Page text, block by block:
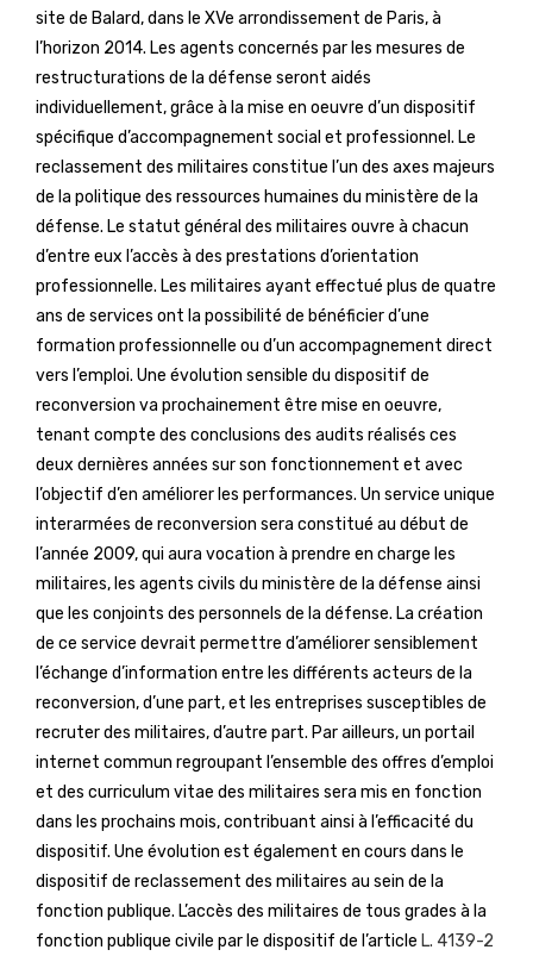
site de Balard, dans le XVe arrondissement de Paris, à
l’horizon 2014. Les agents concernés par les mesures de
restructurations de la défense seront aidés
individuellement, grâce à la mise en oeuvre d’un dispositif
spécifique d’accompagnement social et professionnel. Le
reclassement des militaires constitue l’un des axes majeurs
de la politique des ressources humaines du ministère de la
défense. Le statut général des militaires ouvre à chacun
d’entre eux l’accès à des prestations d’orientation
professionnelle. Les militaires ayant effectué plus de quatre
ans de services ont la possibilité de bénéficier d’une
formation professionnelle ou d’un accompagnement direct
vers l’emploi. Une évolution sensible du dispositif de
reconversion va prochainement être mise en oeuvre,
tenant compte des conclusions des audits réalisés ces
deux dernières années sur son fonctionnement et avec
l’objectif d’en améliorer les performances. Un service unique
interarmées de reconversion sera constitué au début de
l’année 2009, qui aura vocation à prendre en charge les
militaires, les agents civils du ministère de la défense ainsi
que les conjoints des personnels de la défense. La création
de ce service devrait permettre d’améliorer sensiblement
l’échange d’information entre les différents acteurs de la
reconversion, d’une part, et les entreprises susceptibles de
recruter des militaires, d’autre part. Par ailleurs, un portail
internet commun regroupant l’ensemble des offres d’emploi
et des curriculum vitae des militaires sera mis en fonction
dans les prochains mois, contribuant ainsi à l’efficacité du
dispositif. Une évolution est également en cours dans le
dispositif de reclassement des militaires au sein de la
fonction publique. L’accès des militaires de tous grades à la
fonction publique civile par le dispositif de l’article L. 4139-2